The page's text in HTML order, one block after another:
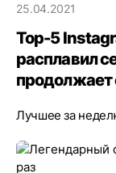
25.04.2021
Top-5
расплавил
продолжает
Лучшее за